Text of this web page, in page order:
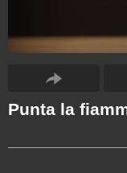
Punta la